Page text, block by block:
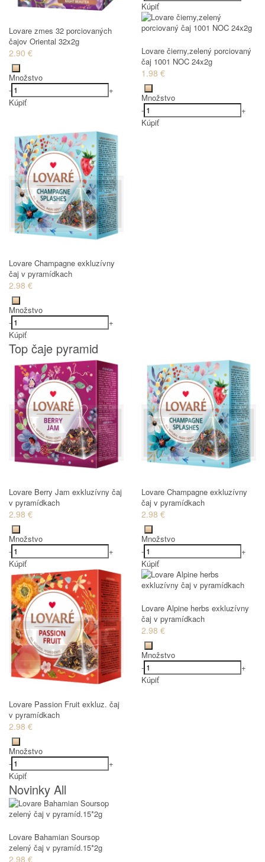
Lovare zmes 32 porciovaných
čajov Oriental 32x2g
2.90 €
Množstvo
-
+
Kúpiť
Kúpiť
Lovare čierny,zelený porciovaný
čaj 1001 NOC 24x2g
1.98 €
Množstvo
-
+
Kúpiť
Lovare Champagne exkluzívny
čaj v pyramídkach
2.98 €
Množstvo
-
+
Kúpiť
Top čaje pyramid
Lovare Berry Jam exkluzívny čaj
v pyramídkach
2.98 €
Množstvo
-
+
Kúpiť
Lovare Champagne exkluzívny
čaj v pyramídkach
2.98 €
Množstvo
-
+
Kúpiť
Lovare Passion Fruit exkluz. čaj
v pyramídkach
2.98 €
Množstvo
-
+
Kúpiť
Lovare Alpine herbs exkluzívny
čaj v pyramídkach
2.98 €
Množstvo
-
+
Kúpiť
Novinky All
Lovare Bahamian Soursop
zelený čaj v pyramíd.15*2g
2.98 €